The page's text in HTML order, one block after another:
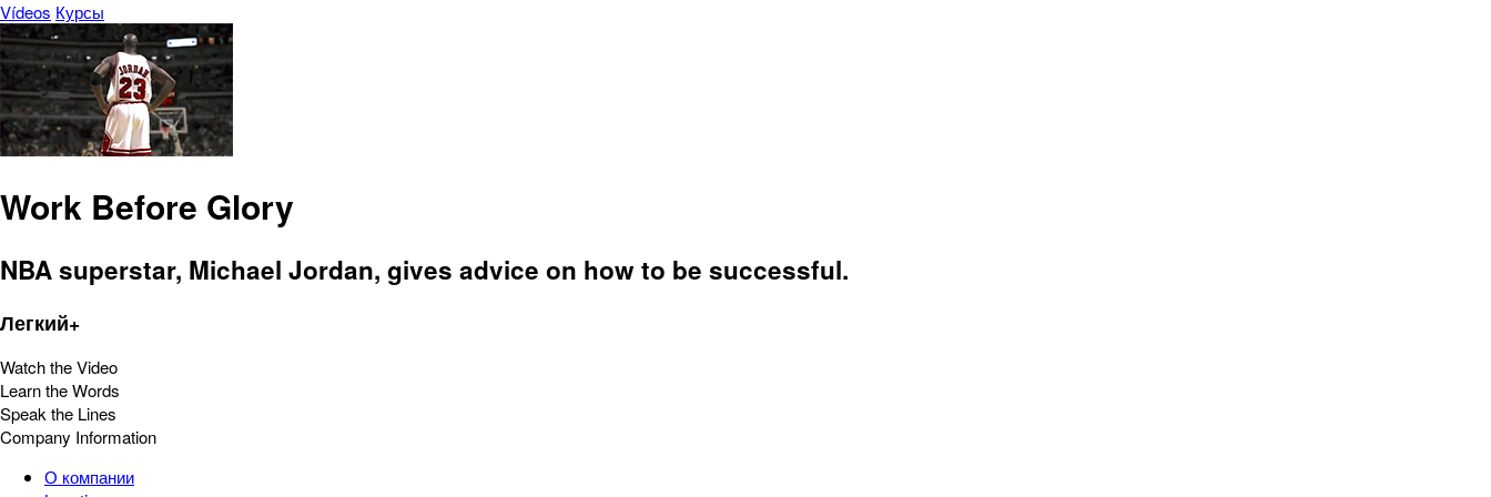
Vídeos Курсы
Work Before Glory
NBA superstar, Michael Jordan, gives advice on how to be successful.
Легкий+
Watch the Video
Learn the Words
Speak the Lines
Company Information
О компании